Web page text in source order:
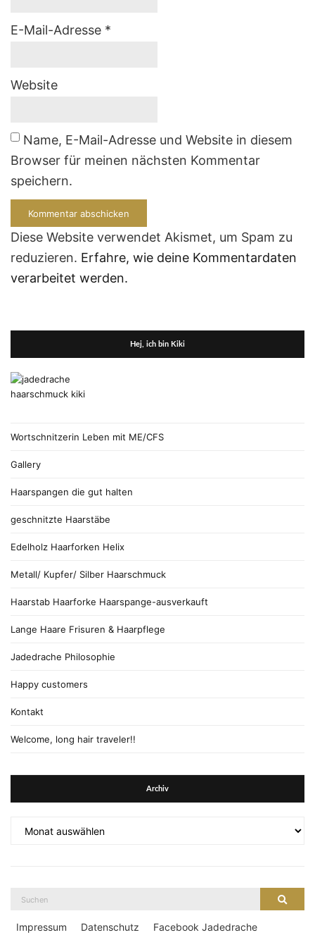
E-Mail-Adresse *
Website
Name, E-Mail-Adresse und Website in diesem
Browser für meinen nächsten Kommentar
speichern.
Diese Website verwendet Akismet, um Spam zu
reduzieren. Erfahre, wie deine Kommentardaten
verarbeitet werden.
Hej, ich bin Kiki
Wortschnitzerin Leben mit ME/CFS
Gallery
Haarspangen die gut halten
geschnitzte Haarstäbe
Edelholz Haarforken Helix
Metall/ Kupfer/ Silber Haarschmuck
Haarstab Haarforke Haarspange-ausverkauft
Lange Haare Frisuren & Haarpflege
Jadedrache Philosophie
Happy customers
Kontakt
Welcome, long hair traveler!!
Archiv
Suche
Impressum Datenschutz Facebook Jadedrache